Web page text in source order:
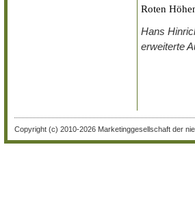
Roten
Hans
erweiterte
Copyright (c) 2010-2026 Marketinggesellschaft der